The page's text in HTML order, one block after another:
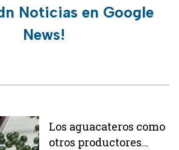
Noticias en Google
News!
Los aguacateros como
otros productores